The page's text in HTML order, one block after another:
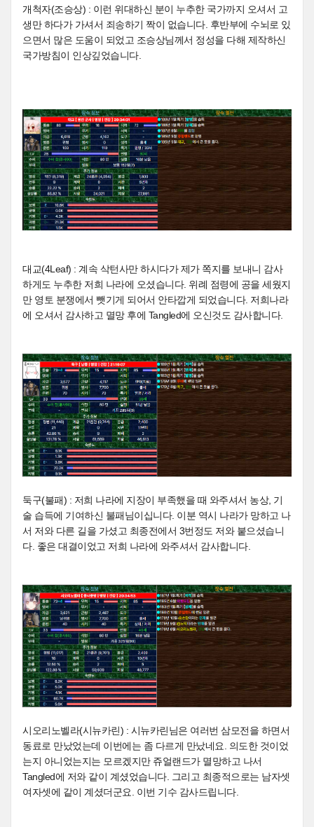
개척자(조승상) : 이런 위대하신 분이 누추한 국가까지 오셔서 고
생만 하다가 가셔서 죄송하기 짝이 없습니다. 후반부에 수뇌로 있
으면서 많은 도움이 되었고 조승상님께서 정성을 다해 제작하신
국가방침이 인상깊었습니다.
대교(4Leaf) : 계속 삭턴사만 하시다가 제가 쪽지를 보내니 감사
하게도 누추한 저희 나라에 오셨습니다. 위례 점령에 공을 세웠지
만 영토 분쟁에서 뺏기게 되어서 안타깝게 되었습니다. 저희나라
에 오셔서 감사하고 멸망 후에 Tangled에 오신것도 감사합니다.
둑구(불패) : 저희 나라에 지장이 부족했을 때 와주셔서 농상, 기
술 습득에 기여하신 불패님이십니다. 이분 역시 나라가 망하고 나
서 저와 다른 길을 가셨고 최종전에서 3번정도 저와 붙으셨습니
다. 좋은 대결이었고 저희 나라에 와주셔서 감사합니다.
시오리노벨라(시뉴카린) : 시뉴카린님은 여러번 삼모전을 하면서
동료로 만났었는데 이번에는 좀 다르게 만났네요. 의도한 것이었
는지 아니었는지는 모르겠지만 쥬얼랜드가 멸망하고 나서
Tangled에 저와 같이 계셨었습니다. 그리고 최종적으로는 남자셋
여자셋에 같이 계셨더군요. 이번 기수 감사드립니다.